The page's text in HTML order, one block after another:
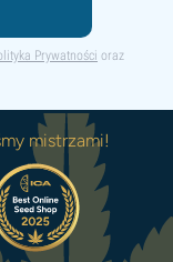
Prywatności oraz
mistrzami!